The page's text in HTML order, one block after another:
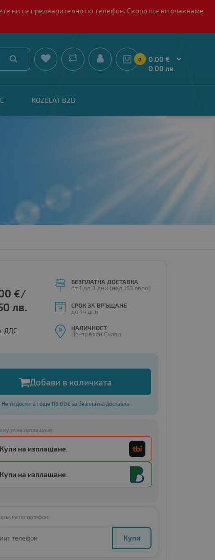
ни се предварително по телефон. Скоро ще ви очакваме
 0

0.00 €
0.00 лв.
KOZELAT B2B
€/
лв.
ДДС
БЕЗПЛАТНА ДОСТАВКА
от 1 до 3 дни (над 153 евро)
СРОК ЗА ВРЪЩАНЕ
до 14 дни
НАЛИЧНОСТ
Централен Склад
Добави в количката
Не ти достигат още 119.00€ за безплатна доставка
купи на изплащане:
Купи с
Amount below minimum
Купи на изплащане.
Купи на изплащане.
по телефон:
Купи